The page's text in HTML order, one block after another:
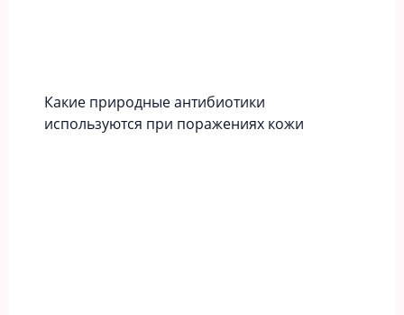
Какие природные антибиотики
используются при поражениях кожи